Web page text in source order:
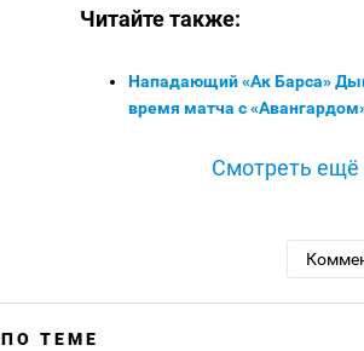
Читайте также:
Нападающий «Ак Барса»
время матча с
Смотреть ещё
ПО ТЕМЕ